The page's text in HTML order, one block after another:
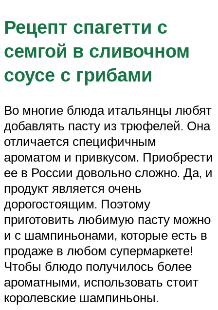
Рецепт спагетти с
семгой в сливочном
соусе с грибами
Во многие блюда итальянцы любят
добавлять пасту из трюфелей. Она
отличается специфичным
ароматом и привкусом. Приобрести
ее в России довольно сложно. Да, и
продукт является очень
дорогостоящим. Поэтому
приготовить любимую пасту можно
и с шампиньонами, которые есть в
продаже в любом супермаркете!
Чтобы блюдо получилось более
ароматными, использовать стоит
королевские шампиньоны.